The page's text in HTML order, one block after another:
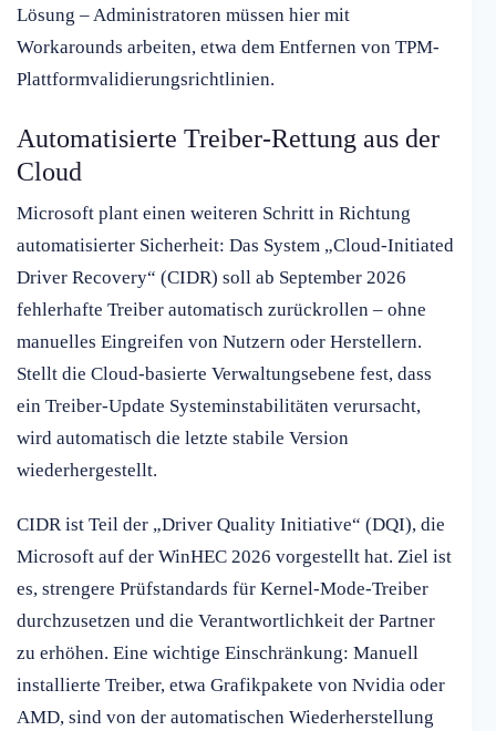
Lösung – Administratoren müssen hier mit
Workarounds arbeiten, etwa dem Entfernen von TPM-
Plattformvalidierungsrichtlinien.
Automatisierte Treiber-Rettung aus der
Cloud
Microsoft plant einen weiteren Schritt in Richtung
automatisierter Sicherheit: Das System „Cloud-Initiated
Driver Recovery“ (CIDR) soll ab September 2026
fehlerhafte Treiber automatisch zurückrollen – ohne
manuelles Eingreifen von Nutzern oder Herstellern.
Stellt die Cloud-basierte Verwaltungsebene fest, dass
ein Treiber-Update Systeminstabilitäten verursacht,
wird automatisch die letzte stabile Version
wiederhergestellt.
CIDR ist Teil der „Driver Quality Initiative“ (DQI), die
Microsoft auf der WinHEC 2026 vorgestellt hat. Ziel ist
es, strengere Prüfstandards für Kernel-Mode-Treiber
durchzusetzen und die Verantwortlichkeit der Partner
zu erhöhen. Eine wichtige Einschränkung: Manuell
installierte Treiber, etwa Grafikpakete von Nvidia oder
AMD, sind von der automatischen Wiederherstellung